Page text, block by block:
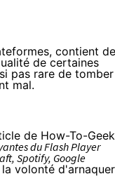
contient
de certaines
pas rare de tomber
mal.
de How-To-Geek
du Flash Player
Spotify, Google
volonté d'arnaquer